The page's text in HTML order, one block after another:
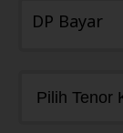
DP Bayar